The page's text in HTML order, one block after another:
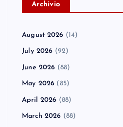
Archivio
August 2026 (14)
July 2026 (92)
June 2026 (88)
May 2026 (85)
April 2026 (88)
March 2026 (88)